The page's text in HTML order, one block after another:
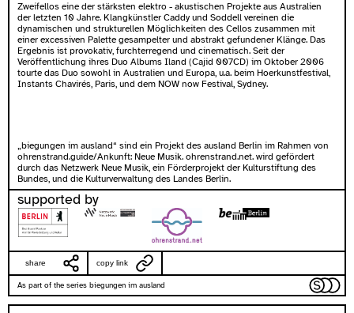
Zweifellos eine der stärksten elektro - akustischen Projekte aus Australien
der letzten 10 Jahre. Klangkünstler Caddy und Soddell vereinen die
dynamischen und strukturellen Möglichkeiten des Cellos zusammen mit
einer excessiven Palette gesampelter und abstrakt gefundener Klänge. Das
Ergebnis ist provokativ, furchterregend und cinematisch. Seit der
Veröffentlichung ihres Duo Albums Iland (Cajid 007CD) im Oktober 2006
tourte das Duo sowohl in Australien und Europa, u.a. beim Hoerkunstfestival,
Instants Chavirés, Paris, und dem NOW now Festival, Sydney.
„biegungen im ausland“ sind ein Projekt des ausland Berlin im Rahmen von
ohrenstrand.guide/Ankunft: Neue Musik. ohrenstrand.net. wird gefördert
durch das Netzwerk Neue Musik, ein Förderprojekt der Kulturstiftung des
Bundes, und die Kulturverwaltung des Landes Berlin.
supported by
share copy link
As part of the series biegungen im ausland